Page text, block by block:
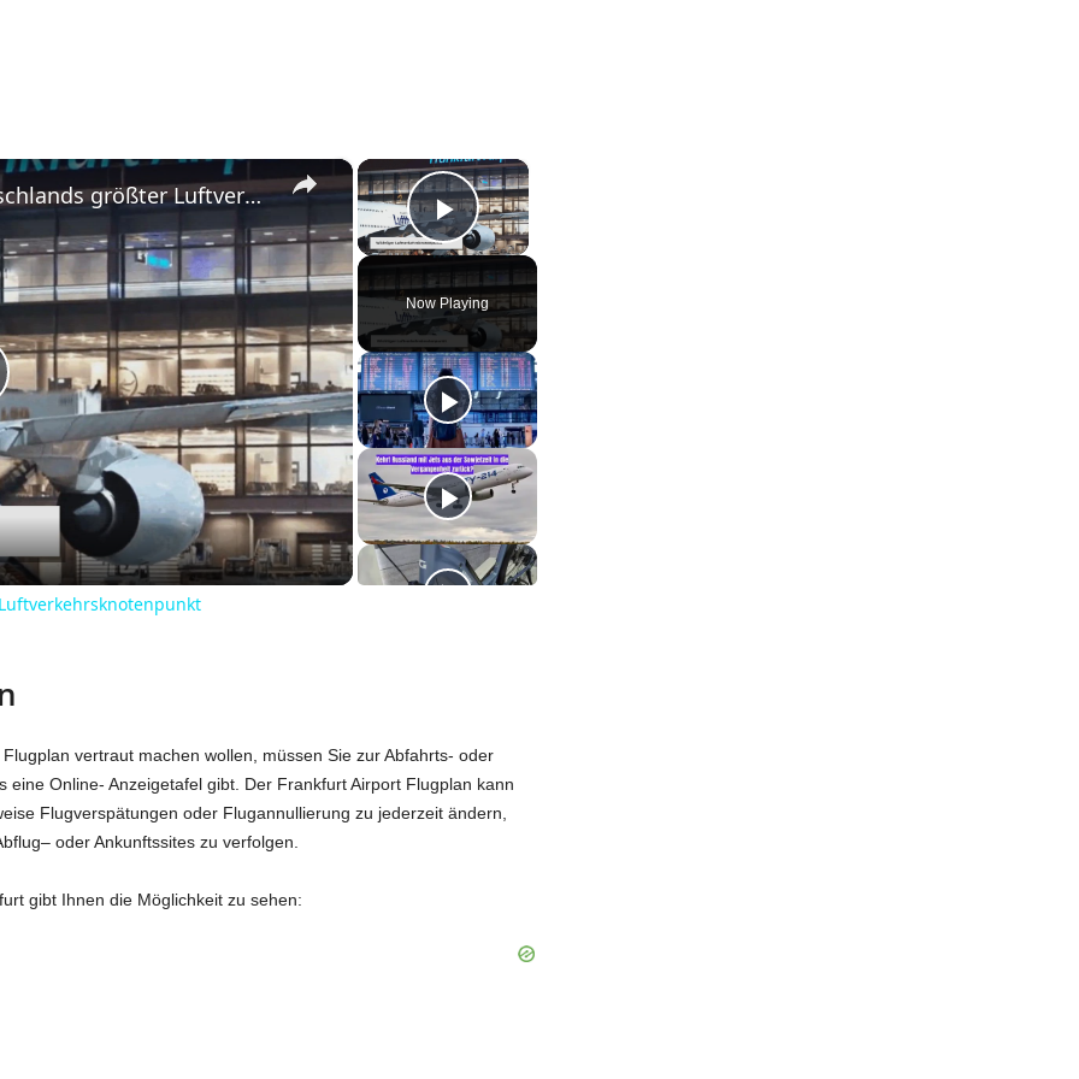
×
Play Video
Now Playing
×
Der Frankfurter Flughafen: Deutschlands größter Luftverkehrsknotenpunkt
vertraut machen wollen, müssen Sie zur Abfahrts- oder
Online- Anzeigetafel gibt. Der Frankfurt Airport Flugplan kann
Flugverspätungen oder Flugannullierung zu jederzeit ändern,
oder Ankunftssites zu verfolgen.
gibt Ihnen die Möglichkeit zu sehen: